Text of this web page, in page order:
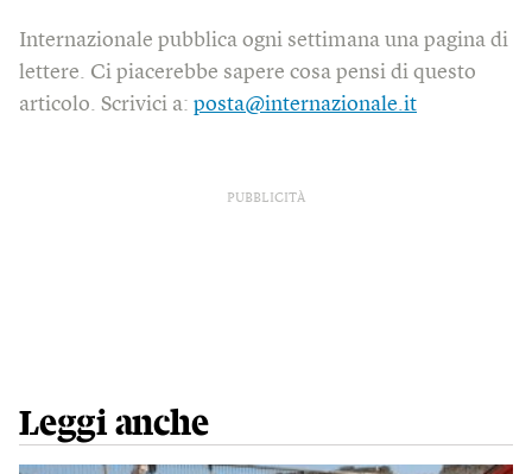
Internazionale pubblica ogni settimana una pagina di
lettere. Ci piacerebbe sapere cosa pensi di questo
articolo. Scrivici a: posta@internazionale.it
PUBBLICITÀ
Leggi anche